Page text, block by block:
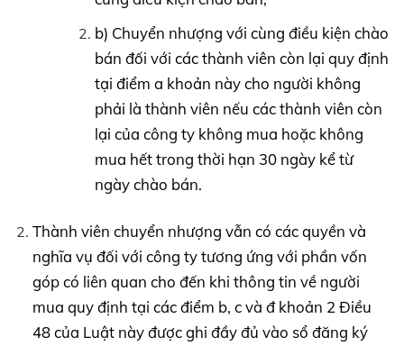
b) Chuyển nhượng với cùng điều kiện chào
bán đối với các thành viên còn lại quy định
tại điểm a khoản này cho người không
phải là thành viên nếu các thành viên còn
lại của công ty không mua hoặc không
mua hết trong thời hạn 30 ngày kể từ
ngày chào bán.
Thành viên chuyển nhượng vẫn có các quyền và
nghĩa vụ đối với công ty tương ứng với phần vốn
góp có liên quan cho đến khi thông tin về người
mua quy định tại các điểm b, c và đ khoản 2 Điều
48 của Luật này được ghi đầy đủ vào sổ đăng ký